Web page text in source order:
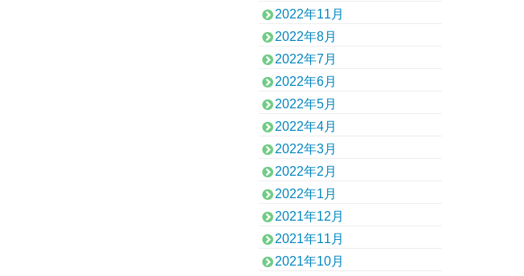
2022年11月
2022年8月
2022年7月
2022年6月
2022年5月
2022年4月
2022年3月
2022年2月
2022年1月
2021年12月
2021年11月
2021年10月